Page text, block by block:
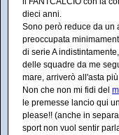
dieci anni.
Sono però reduce da un
preoccupata
di serie A
delle squadre da me
mare, arriverò all'asta
Non che non mi fidi del
le premesse lancio qui
please!! (anche in
sport non vuol sentir